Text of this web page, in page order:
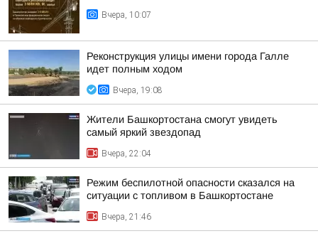
Вчера, 10:07
Реконструкция улицы имени города Галле
идет полным ходом
Вчера, 19:08
Жители Башкортостана смогут увидеть
самый яркий звездопад
Вчера, 22:04
Режим беспилотной опасности сказался на
ситуации с топливом в Башкортостане
Вчера, 21:46